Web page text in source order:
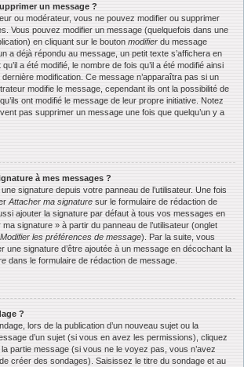
un message ?
ou modérateur, vous ne pouvez modifier ou supprimer
Vous pouvez modifier un message (quelquefois dans une
en cliquant sur le bouton modifier du message
a déjà répondu au message, un petit texte s’affichera en
a été modifié, le nombre de fois qu’il a été modifié ainsi
dernière modification. Ce message n’apparaîtra pas si un
modifie le message, cependant ils ont la possibilité de
ont modifié le message de leur propre initiative. Notez
pas supprimer un message une fois que quelqu’un y a
à mes messages ?
signature depuis votre panneau de l’utilisateur. Une fois
Attacher ma signature sur le formulaire de rédaction de
ajouter la signature par défaut à tous vos messages en
ma signature » à partir du panneau de l’utilisateur (onglet
les préférences de message). Par la suite, vous
une signature d’être ajoutée à un message en décochant la
dans le formulaire de rédaction de message.
?
lors de la publication d’un nouveau sujet ou la
d’un sujet (si vous en avez les permissions), cliquez
partie message (si vous ne le voyez pas, vous n’avez
créer des sondages). Saisissez le titre du sondage et au